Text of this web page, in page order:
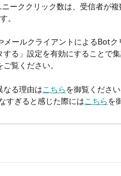
ーククリック数は、受信者が
。
ールクライアントによるBotク
る」設定を有効にすることで
ご覧ください。
なる理由はこちらを御覧ください
すぎると感じた際にはこちらを